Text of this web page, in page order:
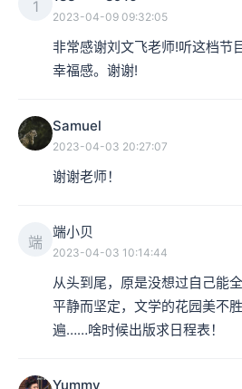
1
2023-04-09 09:32:05
非常感谢刘文飞老师!听这档节
幸福感。谢谢!
Samuel
2023-04-03 20:27:07
谢谢老师！
端
端小贝
2023-04-03 10:14:44
从头到尾，原是没想过自己能
平静而坚定，文学的花园美不
遍……啥时候出版求日程表！
Yummy